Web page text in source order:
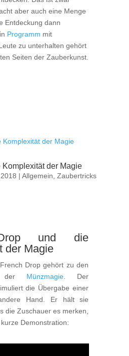
aber auch eine Menge
Entdeckung dann
Programm mit
zu unterhalten gehört
Seiten der Zauberkunst.
der Magie
| Allgemein Zaubertricks
und die
der Magie
Drop gehört zu den
der Münzmagie . Der
die Übergabe einer
Hand. Er hält sie
die Zuschauer es merken,
Demonstration: